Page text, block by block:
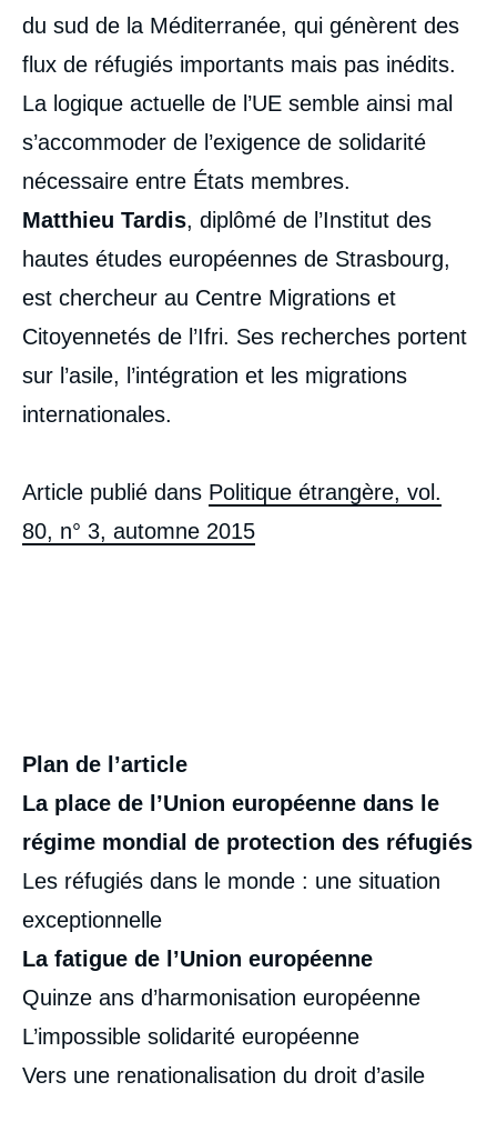
du sud de la Méditerranée, qui génèrent des
flux de réfugiés importants mais pas inédits.
La logique actuelle de l’UE semble ainsi mal
s’accommoder de l’exigence de solidarité
nécessaire entre États membres.
Matthieu Tardis, diplômé de l’Institut des
hautes études européennes de Strasbourg,
est chercheur au Centre Migrations et
Citoyennetés de l’Ifri. Ses recherches portent
sur l’asile, l’intégration et les migrations
internationales.
Article publié dans Politique étrangère, vol.
80, n° 3, automne 2015
Plan de l’article
La place de l’Union européenne dans le
régime mondial de protection des réfugiés
Les réfugiés dans le monde : une situation
exceptionnelle
La fatigue de l’Union européenne
Quinze ans d’harmonisation européenne
L’impossible solidarité européenne
Vers une renationalisation du droit d’asile